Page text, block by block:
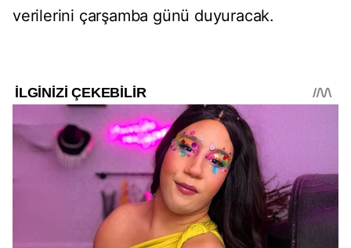
verilerini çarşamba günü duyuracak.